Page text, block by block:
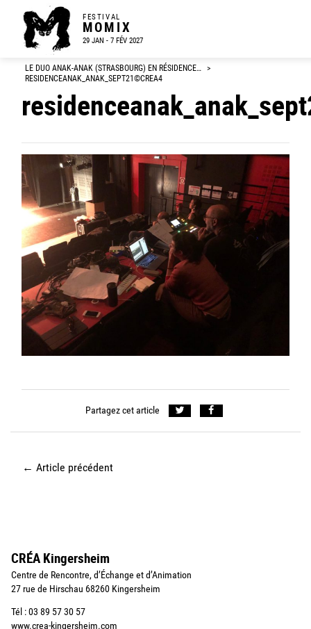
FESTIVAL
MOMIX
29 JAN - 7 FÉV 2027
LE DUO ANAK-ANAK (STRASBOURG) EN RÉSIDENCE… >
RESIDENCEANAK_ANAK_SEPT21©CREA4
Partagez cet article
← Article précédent
CRÉA Kingersheim
Centre de Rencontre, d’Échange et d’Animation
27 rue de Hirschau 68260 Kingersheim
Tél : 03 89 57 30 57
www.crea-kingersheim.com